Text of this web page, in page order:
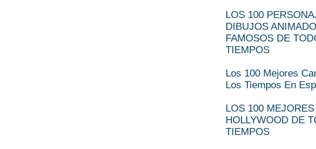
LOS 100
DIBUJOS
FAMOSOS DE
TIEMPOS
Los 100 Mejores
Los Tiempos En
LOS 100
HOLLYWOOD DE
TIEMPOS